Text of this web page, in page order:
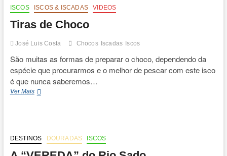
ISCOS ISCOS & ISCADAS VIDEOS
Tiras de Choco
José Luis Costa Chocos Iscadas Iscos
São muitas as formas de preparar o choco, dependendo da
espécie que procurarmos e o melhor de pescar com este isco
é que nunca saberemos…
Ver MaisTiras
DESTINOS DOURADAS ISCOS